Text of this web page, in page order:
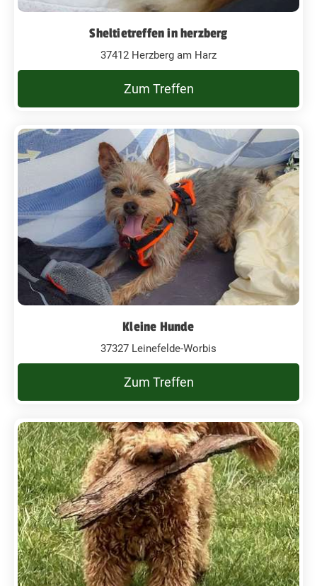
Sheltietreffen in herzberg
37412 Herzberg am Harz
Zum Treffen
Kleine Hunde
37327 Leinefelde-Worbis
Zum Treffen